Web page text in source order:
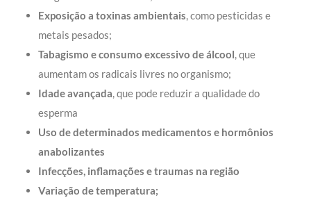
Exposição a toxinas ambientais, como pesticidas e
metais pesados;
Tabagismo e consumo excessivo de álcool, que
aumentam os radicais livres no organismo;
Idade avançada, que pode reduzir a qualidade do
esperma
Uso de determinados medicamentos e hormônios
anabolizantes
Infecções, inflamações e traumas na região
Variação de temperatura;